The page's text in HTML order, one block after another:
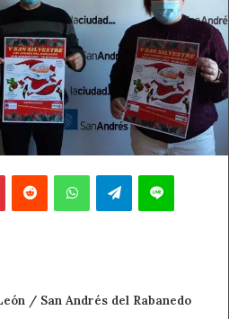
PinterestReddit WhatsAppTelegramLine
/ San Andrés del Rabanedo